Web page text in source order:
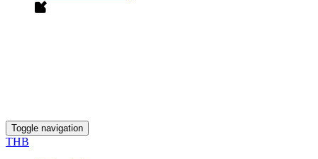
Toggle navigation
THB